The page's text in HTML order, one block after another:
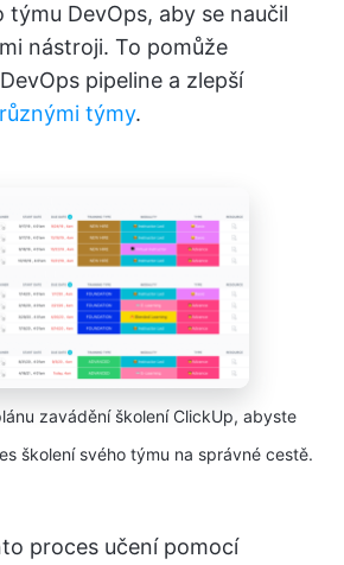
týmu DevOps, aby se naučil
nástroji. To pomůže
pipeline a zlepší
týmy.
zavádění školení ClickUp, abyste
školení svého týmu na správné cestě.
proces učení pomocí